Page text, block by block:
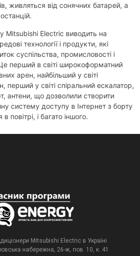
живляться від сонячних батарей, а
Mitsubishi Electric виводить на
технології і продукти, які
суспільства, промисловості і
перший в світі широкоформатний
арен, найбільший у світі
перший у світі спіральний ескалатор,
антени, що дозволили створити
систему доступу в Інтернет з борту
повітрі, і багато іншого.
Mitsubishi Electric в Україні
набережна, 26-ж, пов. 10, к. 41